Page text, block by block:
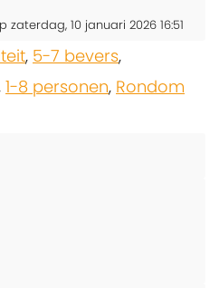
10 januari 2026 16:51
, 5-7 bevers,
1-8 personen, Rondom